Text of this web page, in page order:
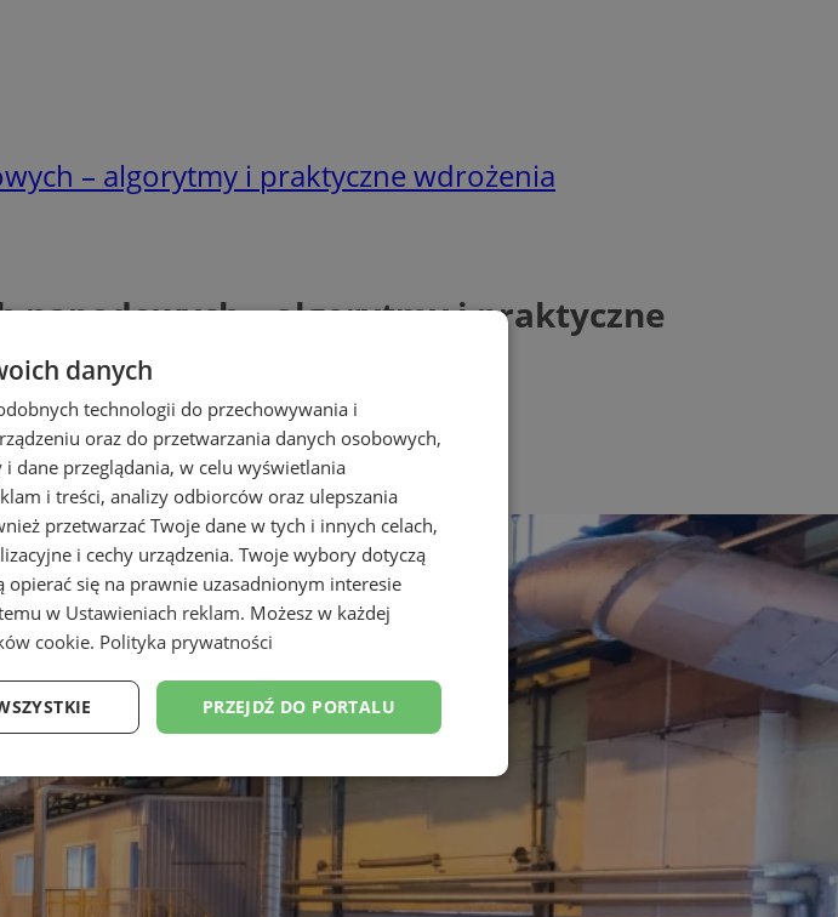
– algorytmy i praktyczne wdrożenia
napędowych – algorytmy i praktyczne
danych
technologii do przechowywania i
oraz do przetwarzania danych osobowych,
dane przeglądania, w celu wyświetlania
i treści, analizy odbiorców oraz ulepszania
przetwarzać Twoje dane w tych i innych celach,
i cechy urządzenia. Twoje wybory dotyczą
się na prawnie uzasadnionym interesie
w Ustawieniach reklam. Możesz w każdej
cookie. Polityka prywatności
PRZEJDŹ DO PORTALU
Funkcjonalność Niesklasyfikowane